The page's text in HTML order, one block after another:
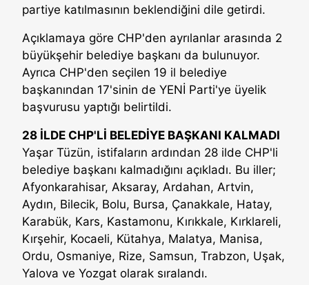
partiye katılmasının beklendiğini dile getirdi.
Açıklamaya göre CHP'den ayrılanlar arasında 2
büyükşehir belediye başkanı da bulunuyor.
Ayrıca CHP'den seçilen 19 il belediye
başkanından 17'sinin de YENİ Parti'ye üyelik
başvurusu yaptığı belirtildi.
28 İLDE CHP'Lİ BELEDİYE BAŞKANI KALMADI
Yaşar Tüzün, istifaların ardından 28 ilde CHP'li
belediye başkanı kalmadığını açıkladı. Bu iller;
Afyonkarahisar, Aksaray, Ardahan, Artvin,
Aydın, Bilecik, Bolu, Bursa, Çanakkale, Hatay,
Karabük, Kars, Kastamonu, Kırıkkale, Kırklareli,
Kırşehir, Kocaeli, Kütahya, Malatya, Manisa,
Ordu, Osmaniye, Rize, Samsun, Trabzon, Uşak,
Yalova ve Yozgat olarak sıralandı.